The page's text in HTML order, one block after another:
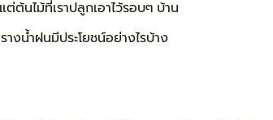
นไม้ที่เราปลูกเอาไว้รอบๆ บ้าน
งน้ำฝนมีประโยชน์อย่างไรบ้าง